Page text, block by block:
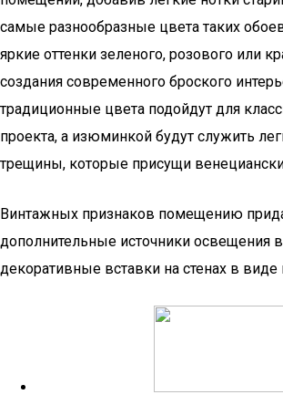
самые разнообразные цвета таких
яркие оттенки зеленого, розового или
создания современного броского
традиционные цвета подойдут для
проекта, а изюминкой будут служить
трещины, которые присущи
Винтажных признаков помещению
дополнительные источники освещения
декоративные вставки на стенах в